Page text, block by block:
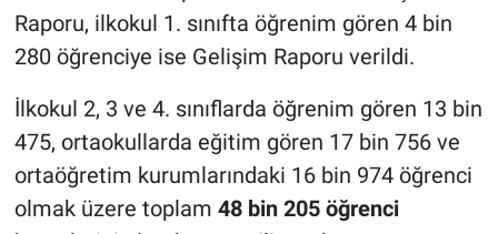
Raporu, ilkokul 1. sınıfta öğrenim gören 4 bin
280 öğrenciye ise Gelişim Raporu verildi.
İlkokul 2, 3 ve 4. sınıflarda öğrenim gören 13 bin
475, ortaokullarda eğitim gören 17 bin 756 ve
ortaöğretim kurumlarındaki 16 bin 974 öğrenci
olmak üzere toplam 48 bin 205 öğrenci